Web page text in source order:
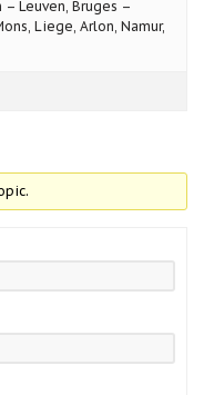
Leuven, Bruges –
Liege, Arlon, Namur,